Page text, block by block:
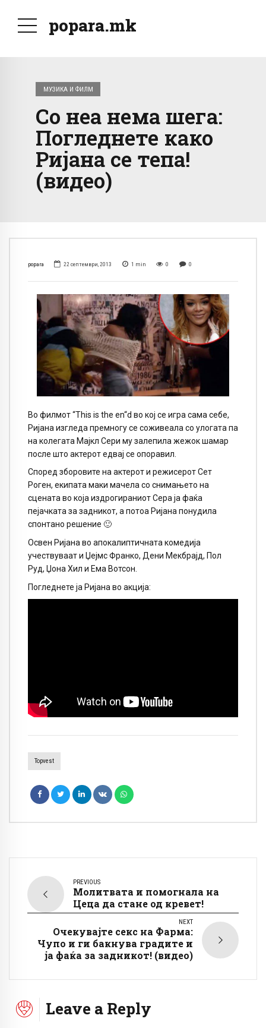
popara.mk
МУЗИКА И ФИЛМ
Со неа нема шега:
Погледнете како
Ријана се тепа!
(видео)
popara 22 септември, 2013 1 min 0 0
Во филмот “This is the en“d во кој се игра сама себе,
Ријана изгледа премногу се соживеала со улогата па
на колегата Мајкл Сери му залепила жежок шамар
после што актерот едвај се опоравил.
Според зборовите на актерот и режисерот Сет
Роген, екипата маки мачела со снимањето на
сцената во која издрогираниот Сера ја фаќа
пејачката за задникот, а потоа Ријана понудила
спонтано решение 🙂
Освен Ријана во апокалиптичната комедија
учествуваат и Џејмс Франко, Дени Мекбрајд, Пол
Руд, Џона Хил и Ема Вотсон.
Погледнете ја Ријана во акција:
Topvest
PREVIOUS
Молитвата и помогнала на
Цеца да стане од кревет!
NEXT
Очекувајте секс на Фарма:
Чупо и ги бакнува градите и
ја фаќа за задникот! (видео)
Leave a Reply